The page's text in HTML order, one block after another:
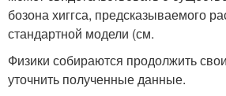
бозона хиггса, предсказываемого
стандартной модели (см.
Физики собираются продолжить
уточнить полученные данные.